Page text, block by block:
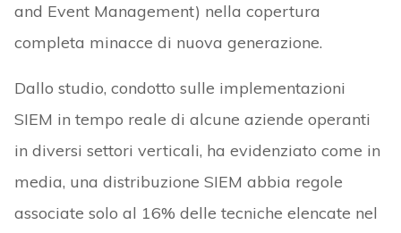
and Event Management) nella copertura
completa minacce di nuova generazione.
Dallo studio, condotto sulle implementazioni
SIEM in tempo reale di alcune aziende operanti
in diversi settori verticali, ha evidenziato come in
media, una distribuzione SIEM abbia regole
associate solo al 16% delle tecniche elencate nel